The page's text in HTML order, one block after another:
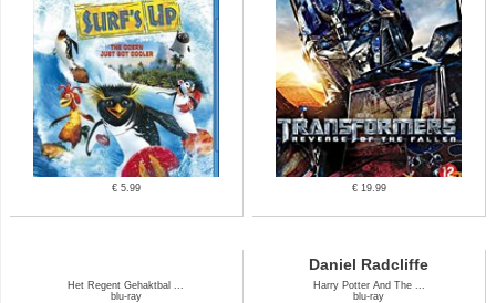
€ 5.99 € 19.99
Het Regent Gehaktbal ...
blu-ray
Daniel Radcliffe
Harry Potter And The ...
blu-ray